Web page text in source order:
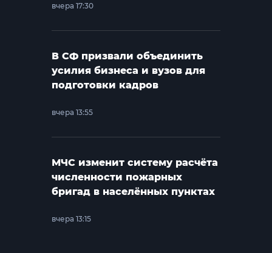
вчера 17:30
В СФ призвали объединить
усилия бизнеса и вузов для
подготовки кадров
вчера 13:55
МЧС изменит систему расчёта
численности пожарных
бригад в населённых пунктах
вчера 13:15